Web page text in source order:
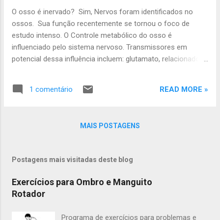
farmacológico, é uma tarefa de grande importância. Quais
os desafios para o ortopedista ao tratar a
osteosarcopenia? O problema em abordar essa doença
surge da tradição de gerenciar a sarcopenia e a
osteoporose separadamente. Há também uma falta de
O osso é inervado? Sim, Nervos foram identificados no
ossos. Sua função recentemente se tornou o foco de
estudo intenso. O Controle metabólico do osso é
influenciado pelo sistema nervoso. Transmissores em
potencial dessa influência incluem: glutamato, relacionado
peptídeo intestinal vasoativo (VIP), adenilato ciclase
pituitária ativando polipeptídeo (PACAP), leptina
e reparação óssea. Esses distúrbios tem potenciais
síndromes de dor músculo-esquelética, ossificação
heterotópica, crescimento e desenvolvimento do
esqueleto relacionadas à obesidade INTRODUÇÃO Ao
1 comentário READ MORE »
MAIS POSTAGENS
Postagens mais visitadas deste blog
Exercícios para Ombro e Manguito
Rotador
Programa de exercícios para problemas e